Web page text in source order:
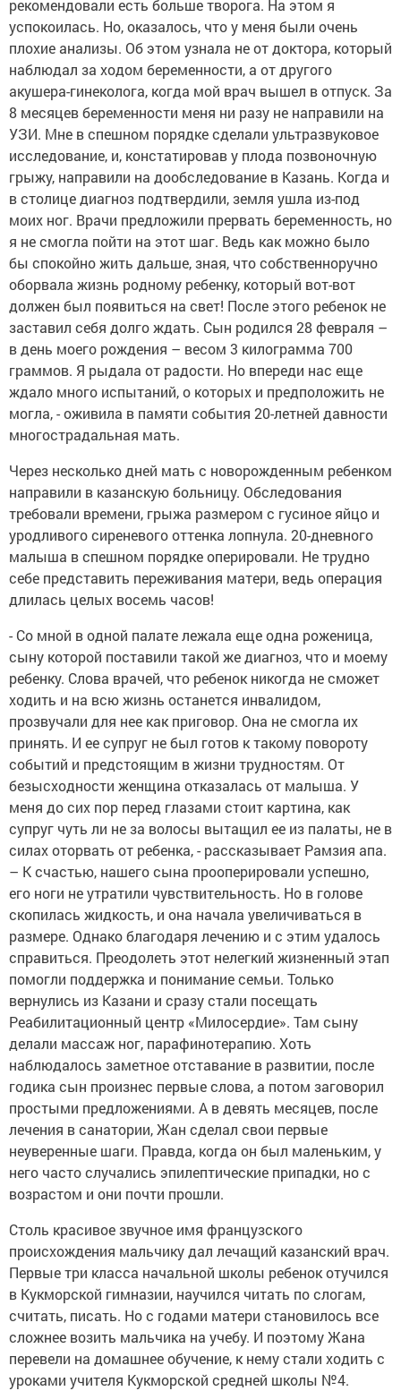
рекомендовали есть больше творога. На этом я
успокоилась. Но, оказалось, что у меня были очень
плохие анализы. Об этом узнала не от доктора, который
наблюдал за ходом беременности, а от другого
акушера-гинеколога, когда мой врач вышел в отпуск. За
8 месяцев беременности меня ни разу не направили на
УЗИ. Мне в спешном порядке сделали ультразвуковое
исследование, и, констатировав у плода позвоночную
грыжу, направили на дообследование в Казань. Когда и
в столице диагноз подтвердили, земля ушла из-под
моих ног. Врачи предложили прервать беременность, но
я не смогла пойти на этот шаг. Ведь как можно было
бы спокойно жить дальше, зная, что собственноручно
оборвала жизнь родному ребенку, который вот-вот
должен был появиться на свет! После этого ребенок не
заставил себя долго ждать. Сын родился 28 февраля –
в день моего рождения – весом 3 килограмма 700
граммов. Я рыдала от радости. Но впереди нас еще
ждало много испытаний, о которых и предположить не
могла, - оживила в памяти события 20-летней давности
многострадальная мать.
Через несколько дней мать с новорожденным ребенком
направили в казанскую больницу. Обследования
требовали времени, грыжа размером с гусиное яйцо и
уродливого сиреневого оттенка лопнула. 20-дневного
малыша в спешном порядке оперировали. Не трудно
себе представить переживания матери, ведь операция
длилась целых восемь часов!
- Со мной в одной палате лежала еще одна роженица,
сыну которой поставили такой же диагноз, что и моему
ребенку. Слова врачей, что ребенок никогда не сможет
ходить и на всю жизнь останется инвалидом,
прозвучали для нее как приговор. Она не смогла их
принять. И ее супруг не был готов к такому повороту
событий и предстоящим в жизни трудностям. От
безысходности женщина отказалась от малыша. У
меня до сих пор перед глазами стоит картина, как
супруг чуть ли не за волосы вытащил ее из палаты, не в
силах оторвать от ребенка, - рассказывает Рамзия апа.
– К счастью, нашего сына прооперировали успешно,
его ноги не утратили чувствительность. Но в голове
скопилась жидкость, и она начала увеличиваться в
размере. Однако благодаря лечению и с этим удалось
справиться. Преодолеть этот нелегкий жизненный этап
помогли поддержка и понимание семьи. Только
вернулись из Казани и сразу стали посещать
Реабилитационный центр «Милосердие». Там сыну
делали массаж ног, парафинотерапию. Хоть
наблюдалось заметное отставание в развитии, после
годика сын произнес первые слова, а потом заговорил
простыми предложениями. А в девять месяцев, после
лечения в санатории, Жан сделал свои первые
неуверенные шаги. Правда, когда он был маленьким, у
него часто случались эпилептические припадки, но с
возрастом и они почти прошли.
Столь красивое звучное имя французского
происхождения мальчику дал лечащий казанский врач.
Первые три класса начальной школы ребенок отучился
в Кукморской гимназии, научился читать по слогам,
считать, писать. Но с годами матери становилось все
сложнее возить мальчика на учебу. И поэтому Жана
перевели на домашнее обучение, к нему стали ходить с
уроками учителя Кукморской средней школы №4.